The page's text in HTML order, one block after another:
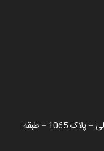
بزرگراه رسالت – بین 16 متری اول و دوم شمالی – پلاک 1065 – طبقه